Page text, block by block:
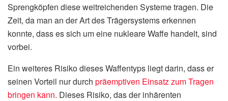
Sprengköpfen diese weitreichenden Systeme tragen. Die
Zeit, da man an der Art des Trägersystems erkennen
konnte, dass es sich um eine nukleare Waffe handelt, sind
vorbei.
Ein weiteres Risiko dieses Waffentyps liegt darin, dass er
seinen Vorteil nur durch präemptiven Einsatz zum Tragen
bringen kann. Dieses Risiko, das der inhärenten